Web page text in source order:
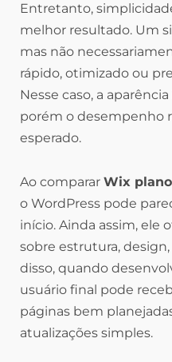
Entretanto,
melhor resultado. Um
mas não
rápido, otimizado ou
Nesse caso, a
porém o desempenho
esperado.
Ao comparar Wix
o WordPress pode
início. Ainda assim, ele
sobre estrutura,
disso, quando
usuário final pode
páginas bem
atualizações simples.